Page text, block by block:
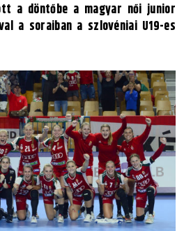
a döntőbe a magyar női junior
a soraiban a szlovéniai U19-es